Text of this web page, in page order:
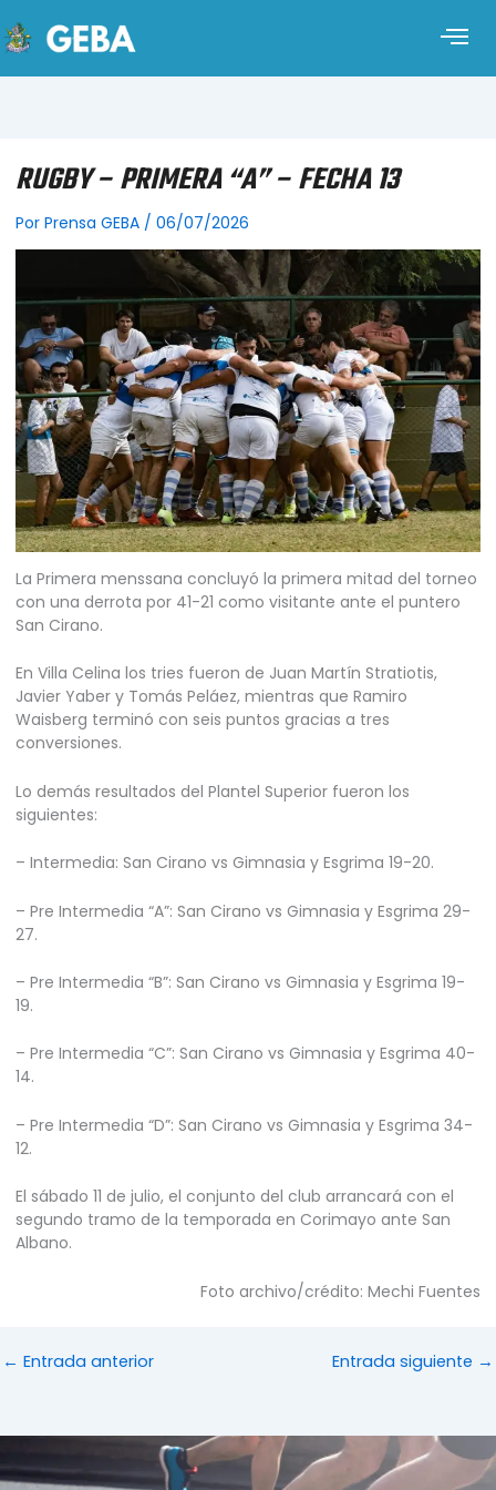
RUGBY – PRIMERA “A” – FECHA 13
Por Prensa GEBA / 06/07/2026
La Primera menssana concluyó la primera mitad del torneo
con una derrota por 41-21 como visitante ante el puntero
San Cirano.
En Villa Celina los tries fueron de Juan Martín Stratiotis,
Javier Yaber y Tomás Peláez, mientras que Ramiro
Waisberg terminó con seis puntos gracias a tres
conversiones.
Lo demás resultados del Plantel Superior fueron los
siguientes:
– Intermedia: San Cirano vs Gimnasia y Esgrima 19-20.
– Pre Intermedia “A”: San Cirano vs Gimnasia y Esgrima 29-
27.
– Pre Intermedia “B”: San Cirano vs Gimnasia y Esgrima 19-
19.
– Pre Intermedia “C”: San Cirano vs Gimnasia y Esgrima 40-
14.
– Pre Intermedia “D”: San Cirano vs Gimnasia y Esgrima 34-
12.
El sábado 11 de julio, el conjunto del club arrancará con el
segundo tramo de la temporada en Corimayo ante San
Albano.
Foto archivo/crédito: Mechi Fuentes
← Entrada anterior Entrada siguiente →